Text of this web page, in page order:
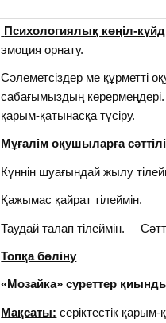
Психологиялық көңіл-
эмоция орнату.
Сәлеметсіздер ме құрметті
сабағымыздың
қарым-қатынасқа түсіру.
Мұғалім оқушыларға
Күннін шуағындай жылу
Қажымас қайрат тілеймін.
Таудай талап тілеймін.
Топқа бөліну
«Мозайка» суреттер
Мақсаты: серіктестік